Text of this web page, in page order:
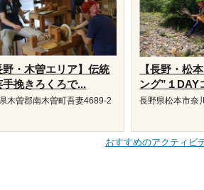
野・木曽エリア】伝統
手挽きろくろで...
木曽郡南木曽町吾妻4689-2
【長野・松
ング”１DAY
長野県松本市奈
おすすめのアクティビ